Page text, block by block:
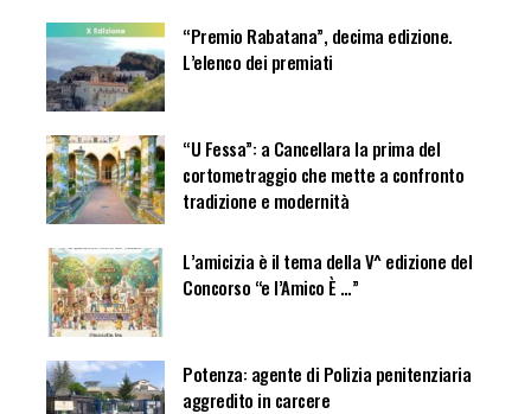
“Premio Rabatana”, decima edizione.
L’elenco dei premiati
“U Fessa”: a Cancellara la prima del
cortometraggio che mette a confronto
tradizione e modernità
L’amicizia è il tema della V^ edizione del
Concorso “e l’Amico È …”
Potenza: agente di Polizia penitenziaria
aggredito in carcere